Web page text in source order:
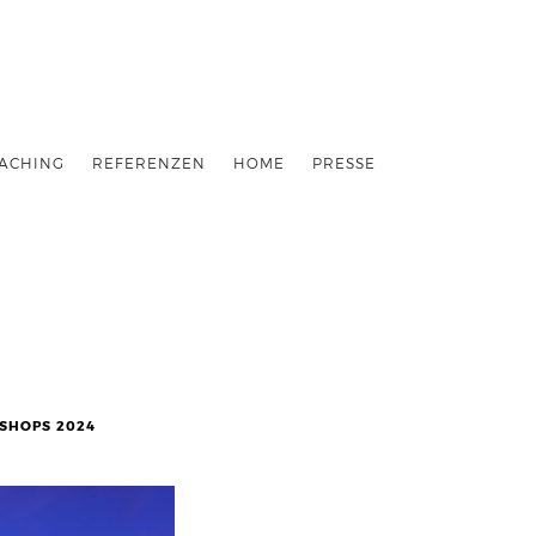
REFERENZEN HOME PRESSE
2024